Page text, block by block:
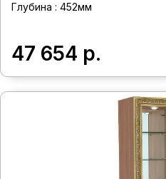
Глубина : 452мм
47 654 р.